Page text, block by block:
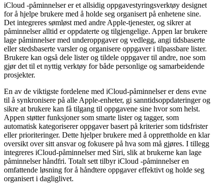
iCloud -påminnelser er et allsidig oppgavestyringsverktøy designet
for å hjelpe brukere med å holde seg organisert på enhetene sine.
Det integreres sømløst med andre Apple-tjenester, og sikrer at
påminnelser alltid er oppdaterte og tilgjengelige. Appen lar brukere
lage påminnelser med underoppgaver og vedlegg, angi tidsbaserte
eller stedsbaserte varsler og organisere oppgaver i tilpassbare lister.
Brukere kan også dele lister og tildele oppgaver til andre, noe som
gjør det til et nyttig verktøy for både personlige og samarbeidende
prosjekter.
En av de viktigste fordelene med iCloud-påminnelser er dens evne
til å synkronisere på alle Apple-enheter, gi sanntidsoppdateringer og
sikre at brukere kan få tilgang til oppgavene sine hvor som helst.
Appen støtter funksjoner som smarte lister og tagger, som
automatisk kategoriserer oppgaver basert på kriterier som tidsfrister
eller prioriteringer. Dette hjelper brukere med å opprettholde en klar
oversikt over sitt ansvar og fokusere på hva som må gjøres. I tillegg
integreres iCloud-påminnelser med Siri, slik at brukerne kan lage
påminnelser håndfri. Totalt sett tilbyr iCloud -påminnelser en
omfattende løsning for å håndtere oppgaver effektivt og holde seg
organisert i dagliglivet.